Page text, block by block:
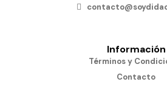
Información
Términos y
Contacto